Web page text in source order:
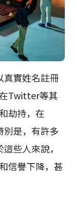
真實姓名註冊
Twitter等其
劫持，在
別是，有許多
些人來說，
信譽下降，甚